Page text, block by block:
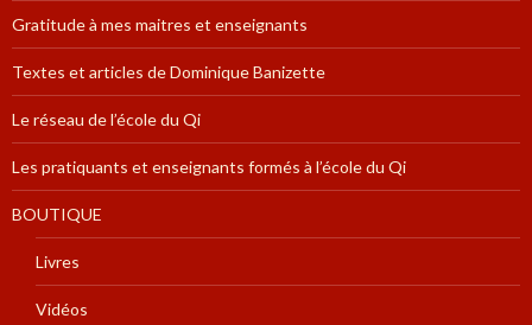
Gratitude à mes maitres et enseignants
Textes et articles de Dominique Banizette
Le réseau de l’école du Qi
Les pratiquants et enseignants formés à l’école du Qi
BOUTIQUE
Livres
Vidéos